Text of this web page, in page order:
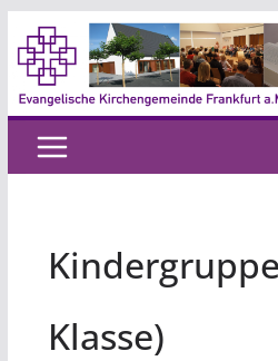
Zum
Inhalt
springen
Klasse)